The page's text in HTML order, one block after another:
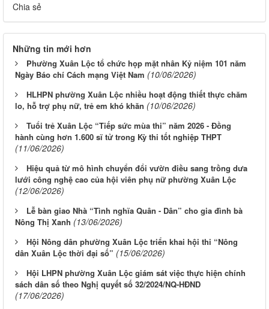
Chia sẻ
Những tin mới hơn
Phường Xuân Lộc tổ chức họp mặt nhân Kỷ niệm 101 năm
Ngày Báo chí Cách mạng Việt Nam (10/06/2026)
HLHPN phường Xuân Lộc nhiều hoạt động thiết thực chăm
lo, hỗ trợ phụ nữ, trẻ em khó khăn (10/06/2026)
Tuổi trẻ Xuân Lộc “Tiếp sức mùa thi” năm 2026 - Đồng
hành cùng hơn 1.600 sĩ tử trong Kỳ thi tốt nghiệp THPT
(11/06/2026)
Hiệu quả từ mô hình chuyển đổi vườn điều sang trồng dưa
lưới công nghệ cao của hội viên phụ nữ phường Xuân Lộc
(12/06/2026)
Lễ bàn giao Nhà “Tình nghĩa Quân - Dân” cho gia đình bà
Nông Thị Xanh (13/06/2026)
Hội Nông dân phường Xuân Lộc triển khai hội thi “Nông
dân Xuân Lộc thời đại số” (15/06/2026)
Hội LHPN phường Xuân Lộc giám sát việc thực hiện chính
sách dân số theo Nghị quyết số 32/2024/NQ-HĐND
(17/06/2026)